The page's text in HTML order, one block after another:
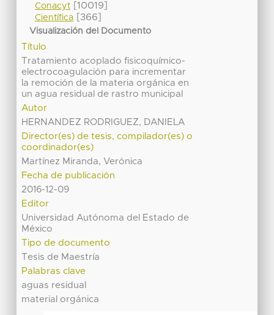
Conacyt[10019]
Científica[366]
Visualización del Documento
Título
Tratamiento acoplado fisicoquímico-
electrocoagulación para incrementar
la remoción de la materia orgánica en
un agua residual de rastro municipal
Autor
HERNANDEZ RODRIGUEZ, DANIELA
Director(es) de tesis, compilador(es) o
coordinador(es)
Martínez Miranda, Verónica
Fecha de publicación
2016-12-09
Editor
Universidad Autónoma del Estado de
México
Tipo de documento
Tesis de Maestría
Palabras clave
aguas residual
material orgánica